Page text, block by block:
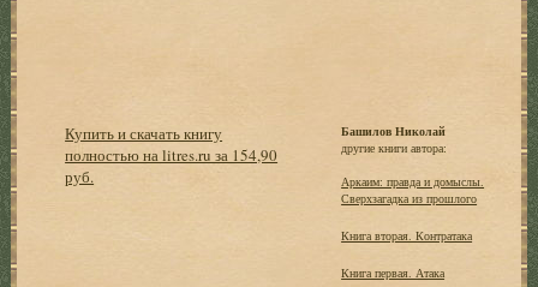
Купить и скачать книгу
полностью на litres.ru за 154,90
руб.
Башилов Николай
другие книги автора:
Аркаим: правда и домыслы.
Сверхзагадка из прошлого
Книга вторая. Контратака
Книга первая. Атака